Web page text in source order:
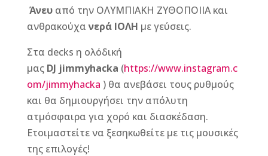
Άνευ από την ΟΛΥΜΠΙΑΚΗ ΖΥΘΟΠΟΙΙΑ και
ανθρακούχανερά ΙΟΛΗ με γεύσεις.
Στα decks η ολόδική
μας DJ jimmyhacka (https://www.instagram.c
om/jimmyhacka ) θα ανεβάσει τους ρυθμούς
και θα δημιουργήσει την απόλυτη
ατμόσφαιρα για χορό και διασκέδαση.
Ετοιμαστείτε να ξεσηκωθείτε με τις μουσικές
της επιλογές!